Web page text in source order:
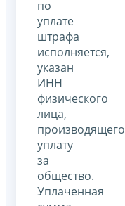
по
уплате
штрафа
исполняется,
указан
ИНН
физического
лица,
производящего
уплату
за
общество.
Уплаченная